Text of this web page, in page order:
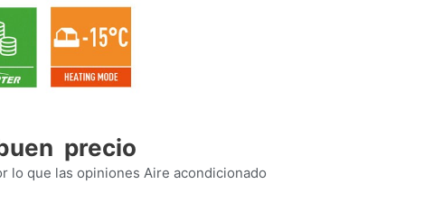
precio
lo que las opiniones Aire acondicionado